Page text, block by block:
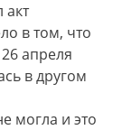
акт
в том, что
апреля
в другом
могла и это